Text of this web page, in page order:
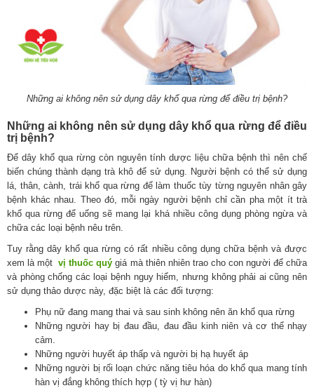
Những ai không nên sử dụng dây khổ qua rừng để điều trị bệnh?
Những ai không nên sử dụng dây khổ qua rừng để điều
trị bệnh?
Để dây khổ qua rừng còn nguyên tính dược liệu chữa bệnh thì nên chế
biến chúng thành dạng trà khô để sử dụng. Người bệnh có thể sử dụng
lá, thân, cành, trái khổ qua rừng để làm thuốc tùy từng nguyên nhân gây
bệnh khác nhau. Theo đó, mỗi ngày người bệnh chỉ cần pha một ít trà
khổ qua rừng để uống sẽ mang lại khá nhiều công dụng phòng ngừa và
chữa các loại bệnh nêu trên.
Tuy rằng dây khổ qua rừng có rất nhiều công dụng chữa bệnh và được
xem là mộtvị thuốc quý giá mà thiên nhiên trao cho con người để chữa
và phòng chống các loại bệnh nguy hiểm, nhưng không phải ai cũng nên
sử dụng thảo dược này, đặc biệt là các đối tượng:
Phụ nữ đang mang thai và sau sinh không nên ăn khổ qua rừng
Những người hay bị đau đầu, đau đầu kinh niên và cơ thể nhạy
cảm.
Những người huyết áp thấp và người bị hạ huyết áp
Những người bị rối loạn chức năng tiêu hóa do khổ qua mang tính
hàn vị đắng không thích hợp ( tỳ vị hư hàn)